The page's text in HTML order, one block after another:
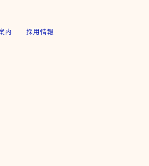
内 採用情報